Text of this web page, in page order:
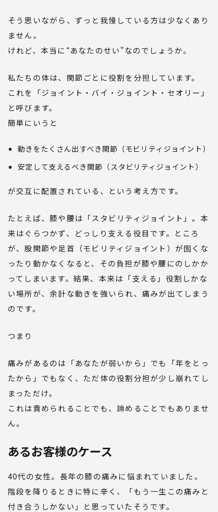
そう思いながら、ずっと我慢している方は少なくあり
ません。
けれど、本当に“あなたのせい”なのでしょうか。
私たちの体は、関節ごとに役割を分担しています。
これを「ジョイント・バイ・ジョイント・セオリー」
と呼びます。
簡単にいうと
動きをたくさん出すべき関節（モビリティジョイント）
安定して支えるべき関節（スタビリティジョイント）
が交互に配置されている、という考え方です。
たとえば、膝や腰は「スタビリティジョイント」。本
来はぐらつかず、どっしり支える役目です。ところ
が、股関節や足首（モビリティジョイント）が固くな
ったり動かなくなると、その負担が膝や腰にのしかか
ってしまいます。結果、本来は「支える」役割しかな
い場所が、余計な動きを強いられ、痛みが出てしまう
のです。
つまり
痛みがあるのは「あなたが弱いから」でも「年をとっ
たから」でもなく、ただ体の役割分担が少し崩れてし
まっただけ。
これは責められることでも、諦めることでもありませ
ん。
あるお客様のケース
40代の女性。長年の膝の痛みに悩まれていました。
階段を降りるときに特に辛く、「もう一生この痛みと
付き合うしかない」と思っていたそうです。